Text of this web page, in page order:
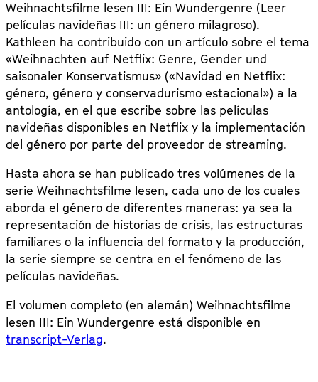
Weihnachtsfilme lesen III: Ein Wundergenre (Leer
películas navideñas III: un género milagroso).
Kathleen ha contribuido con un artículo sobre el tema
«Weihnachten auf Netflix: Genre, Gender und
saisonaler Konservatismus» («Navidad en Netflix:
género, género y conservadurismo estacional») a la
antología, en el que escribe sobre las películas
navideñas disponibles en Netflix y la implementación
del género por parte del proveedor de streaming.
Hasta ahora se han publicado tres volúmenes de la
serie Weihnachtsfilme lesen, cada uno de los cuales
aborda el género de diferentes maneras: ya sea la
representación de historias de crisis, las estructuras
familiares o la influencia del formato y la producción,
la serie siempre se centra en el fenómeno de las
películas navideñas.
El volumen completo (en alemán) Weihnachtsfilme
lesen III: Ein Wundergenre está disponible en
transcript-Verlag.